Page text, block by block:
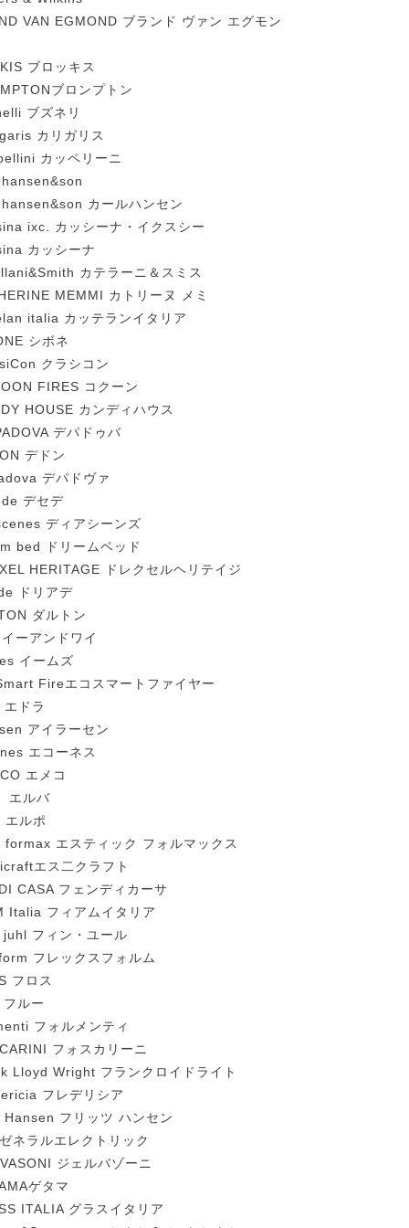
VAN EGMOND ブランド ヴァン エグモン
ブロッキス
ブロンプトン
ブズネリ
カリガリス
カッペリーニ
カールハンセン
ixc. カッシーナ・イクスシー
カッシーナ
カテラーニ＆スミス
MEMMI カトリーヌ メミ
italia カッテランイタリア
シボネ
クラシコン
FIRES コクーン
HOUSE カンディハウス
デパドゥバ
デドン
デパドヴァ
デセデ
ディアシーンズ
bed ドリームベッド
HERITAGE ドレクセルヘリテイジ
ドリアデ
ダルトン
ーアンドワイ
イームズ
Fireエコスマートファイヤー
ドラ
アイラーセン
エコーネス
エメコ
エルバ
エルポ
エスティック フォルマックス
エス二クラフト
CASA フェンディカーサ
Italia フィアムイタリア
フィン・ユール
フレックスフォルム
フロス
ルー
フォルメンティ
フォスカリーニ
Lloyd Wright フランクロイドライト
フレデリシア
フリッツ ハンセン
ネラルエレクトリック
ジェルバゾーニ
ゲタマ
ITALIA グラスイタリア